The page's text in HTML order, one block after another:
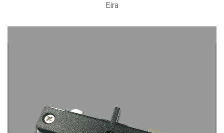
Eira